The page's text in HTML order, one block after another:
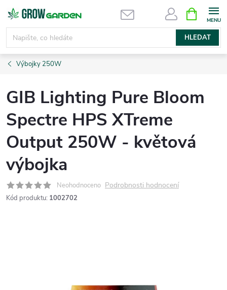
Přejít
obsah
HLEDAT
NÁKUPNÍ
KOŠÍK
Výbojky 250W
GIB Lighting Pure Bloom
Spectre HPS XTreme
Output 250W - květová
výbojka
Neohodnoceno Podrobnosti hodnocení
Kód produktu: 1002702